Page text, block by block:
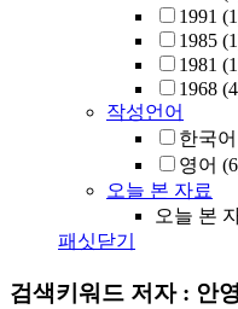
1991
1985
1981
1968
작성언어
한국어
영어
오늘 본 자료
오늘 본
패싯닫기
검색키워드 저자 : 안